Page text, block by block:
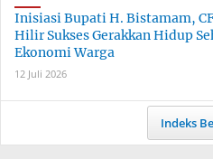
Inisiasi Bupati H. Bistamam,
Hilir Sukses Gerakkan Hidup
Ekonomi Warga
12 Juli 2026
Indeks